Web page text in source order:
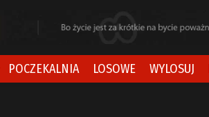
POCZEKALNIA LOSOWE WYLOSUJ